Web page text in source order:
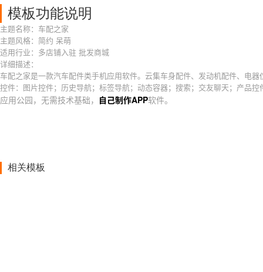
模板功能说明
主题名称：车配之家
主题风格：简约 呆萌
适用行业：多店铺入驻 批发商城
详细描述：
车配之家是一款汽车配件类手机应用软件。云集车身配件、发动机配件、电
控件：图片控件；历史导航；标签导航；动态容器；搜索；交友聊天；产品
应用公园，无需技术基础， 自己制作APP软件。
相关模板